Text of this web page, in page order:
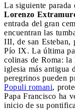
La siguiente parada
Lorenzo
entrada del gran
encuentran las
III, de san Esteban,
Pío IX. La última
colinas de Roma: la
iglesia más antigua
peregrinos pueden
Populi romani,
Papa Francisco ha
inicio de su